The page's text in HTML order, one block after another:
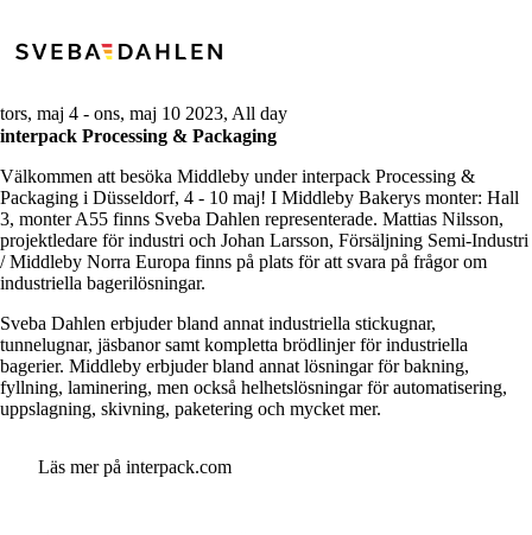
tors, maj 4 - ons, maj 10 2023, All day
interpack Processing & Packaging
Välkommen att besöka Middleby under interpack Processing &
Packaging i Düsseldorf, 4 - 10 maj! I Middleby Bakerys monter: Hall
3, monter A55 finns Sveba Dahlen representerade. Mattias Nilsson,
projektledare för industri och Johan Larsson, Försäljning Semi-Industri
/ Middleby Norra Europa finns på plats för att svara på frågor om
industriella bagerilösningar.
Sveba Dahlen erbjuder bland annat industriella stickugnar,
tunnelugnar, jäsbanor samt kompletta brödlinjer för industriella
bagerier. Middleby erbjuder bland annat lösningar för bakning,
fyllning, laminering, men också helhetslösningar för automatisering,
uppslagning, skivning, paketering och mycket mer.
Läs mer på interpack.com